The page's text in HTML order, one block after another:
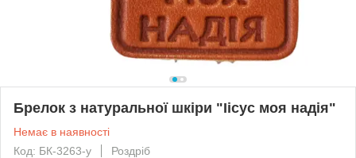
Брелок з натуральної шкіри "Іісус моя надія"
Немає в наявності
Код: БК-3263-у
Роздріб